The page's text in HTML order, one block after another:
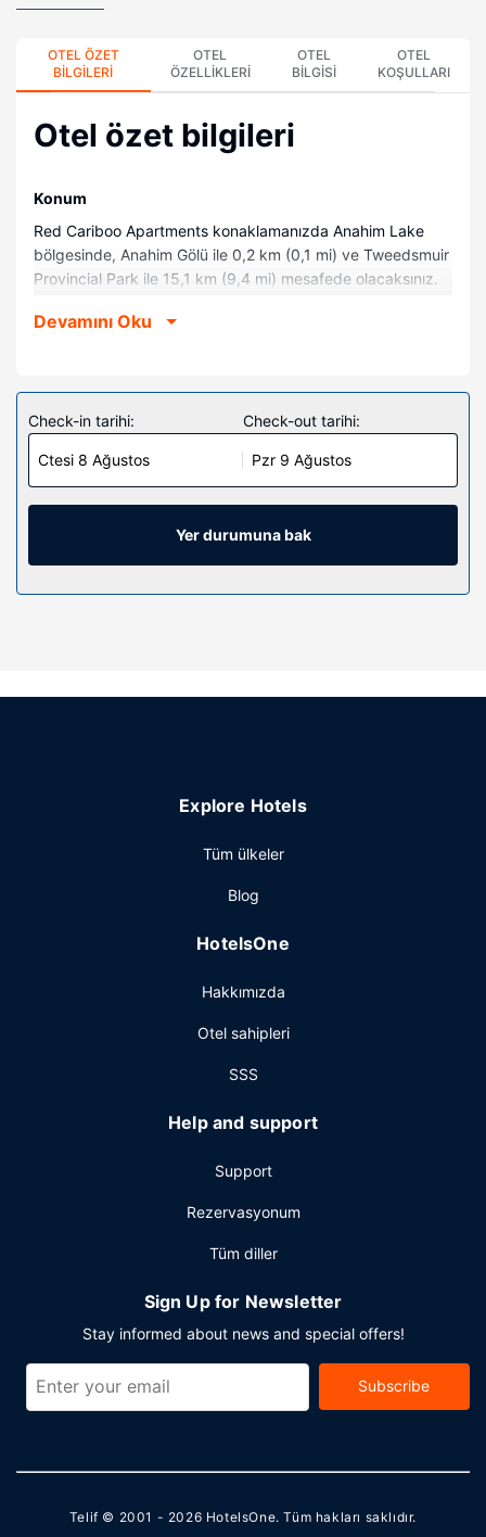
OTEL ÖZET
BILGILERI
OTEL
ÖZELLIKLERI
OTEL
BILGISI
OTEL
KOŞULLARI
Otel özet bilgileri
Konum
Red Cariboo Apartments konaklamanızda Anahim Lake
bölgesinde, Anahim Gölü ile 0,2 km (0,1 mi) ve Tweedsmuir
Provincial Park ile 15,1 km (9,4 mi) mesafede olacaksınız.
bölgededir.
Misafirlerimizin konforu ve rahatı için 6 odada mutfak, tam
boy buzdolabı/dondurucu ve fırınlar bulunmaktadır.
Memory foam (visko elastik) yatağınızda kaliteli yatak
takımı vardır. Misafirlerin iyi vakit geçirmesi için uydu
kanalları olan 39-inç akıllı televizyon ve ücretsiz kablosuz
internet vardır. Misafirlere masa ve mikrodalga fırın gibi
imkânlar ve kolaylıklar sunulmaktadır. Ayrıca haftada bir
Otelin güzelliği
dairede misafirlere lobide şömine, tur/bilet desteği ve
çamaşırhane vardır. Misafirler için ücretsiz gidiş-dönüş
Devamını Oku
Check-in tarihi:
Ctesi 8 Ağustos
Check-out tarihi:
Pzr 9 Ağustos
Yer durumuna bak
Explore Hotels
Tüm ülkeler
Blog
HotelsOne
Hakkımızda
Otel sahipleri
SSS
Help and support
Support
Rezervasyonum
Tüm diller
Sign Up for Newsletter
Stay informed about news and special offers!
Subscribe
Telif © 2001 - 2026 HotelsOne. Tüm hakları saklıdır.